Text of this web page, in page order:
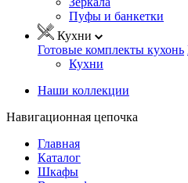
Пуфы и банкетки
Кухни
Готовые комплекты кухонь
Кухни
Наши коллекции
Навигационная цепочка
Главная
Каталог
Шкафы